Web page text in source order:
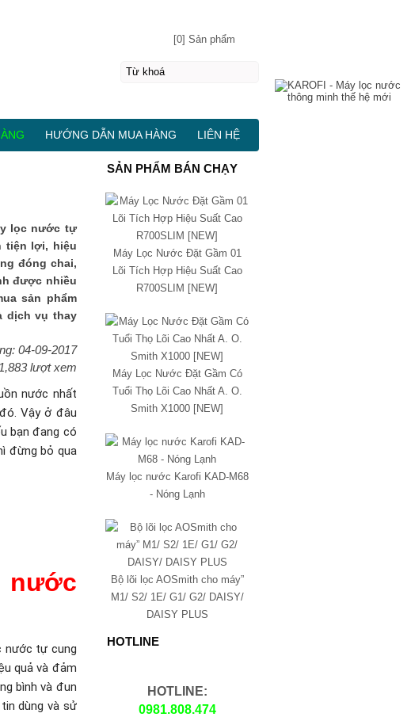
lọc nước tự
tiện lợi, hiệu
đóng chai,
được nhiều
sản phẩm
dịch vụ thay
04-09-2017
1,883 lượt xem
nước nhất
Vậy ở đâu
bạn đang có
đừng bỏ qua
nước
nước tự cung
quả và đảm
bình và đun
dùng và sử
SẢN PHẨM BÁN CHẠY
Máy Lọc Nước Đặt Gầm 01
Lõi Tích Hợp Hiệu Suất Cao
R700SLIM [NEW]
Máy Lọc Nước Đặt Gầm Có
Tuổi Thọ Lõi Cao Nhất A. O.
Smith X1000 [NEW]
Máy lọc nước Karofi KAD-M68
- Nóng Lạnh
Bộ lõi lọc AOSmith cho máy”
M1/ S2/ 1E/ G1/ G2/ DAISY/
DAISY PLUS
HOTLINE
HOTLINE:
0981.808.474
[0] Sản phẩm
HƯỚNG DẪN MUA HÀNG LIÊN HỆ